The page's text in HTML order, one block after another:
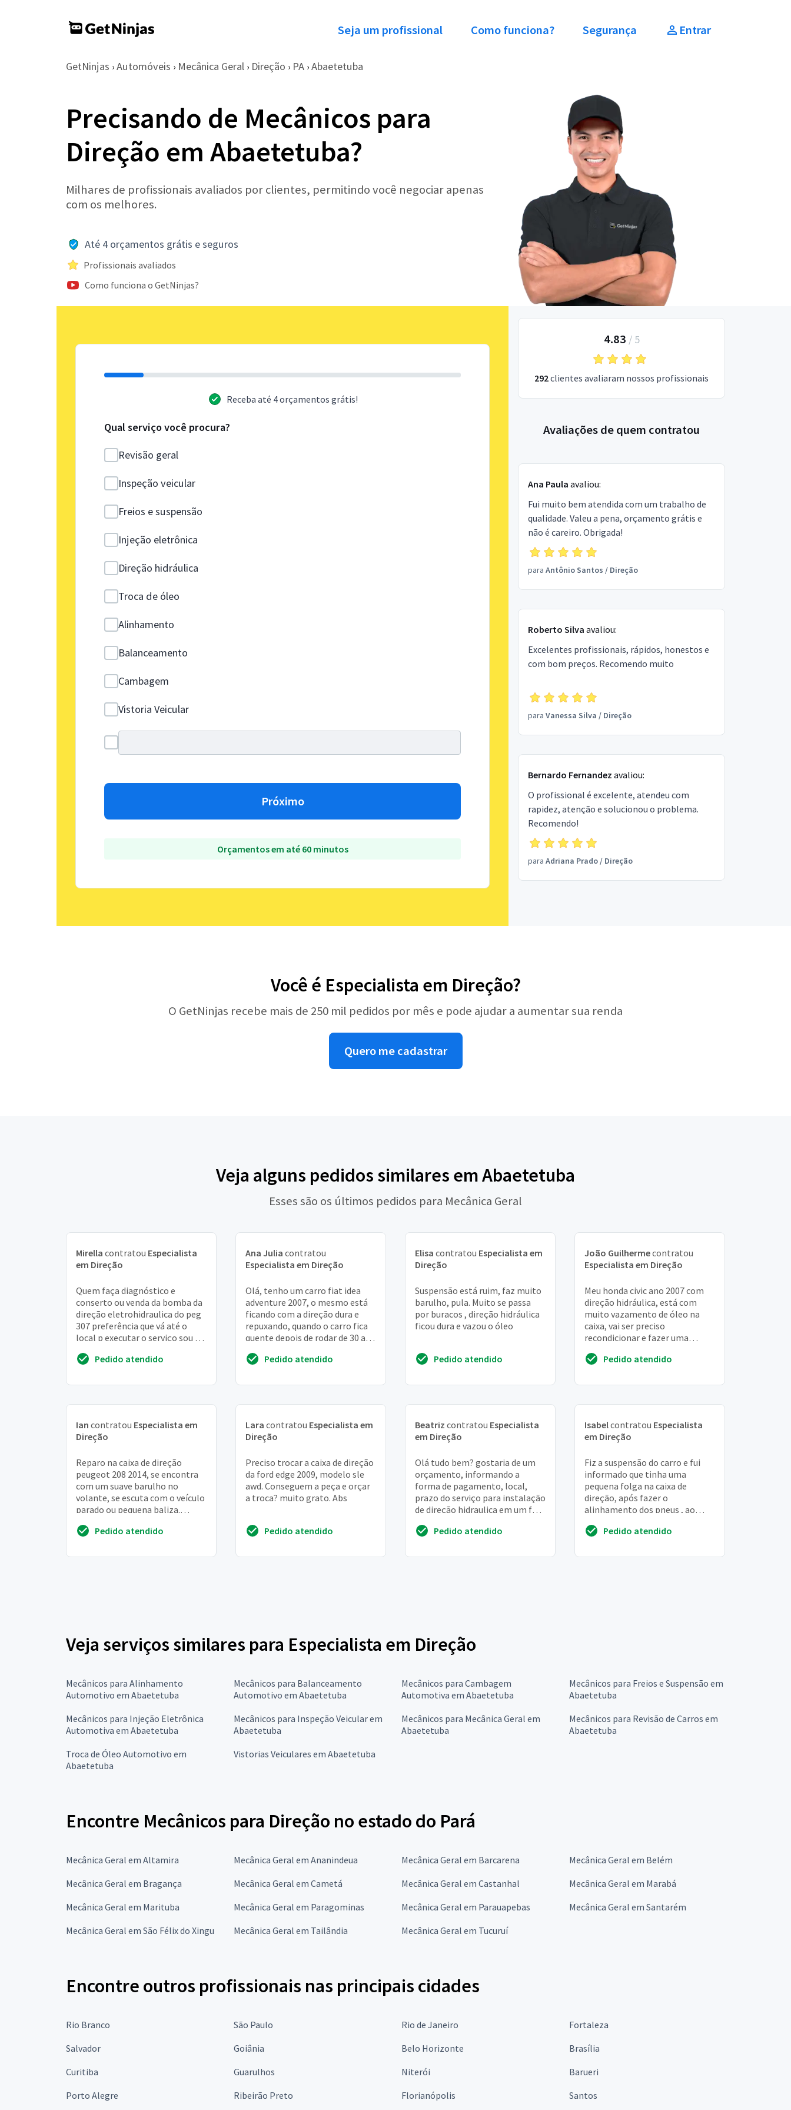
Seja um profissional Como funciona? Segurança Entrar
GetNinjas › Automóveis › Mecânica Geral › Direção › PA › Abaetetuba
Precisando de Mecânicos para
Direção em Abaetetuba?
Milhares de profissionais avaliados por clientes, permitindo você negociar apenas
com os melhores.
Até 4 orçamentos grátis e seguros
Profissionais avaliados
Como funciona o GetNinjas?
Receba até 4 orçamentos grátis!
Qual serviço você procura?
Revisão geral
Inspeção veicular
Freios e suspensão
Injeção eletrônica
Direção hidráulica
Troca de óleo
Alinhamento
Balanceamento
Cambagem
Vistoria Veicular
Próximo
Orçamentos em até 60 minutos
4.83 / 5
292clientes avaliaram nossos profissionais
Avaliações de quem contratou
Ana Paula avaliou:
Fui muito bem atendida com um trabalho de
qualidade. Valeu a pena, orçamento grátis e
não é careiro. Obrigada!
para Antônio Santos / Direção
Roberto Silva avaliou:
Excelentes profissionais, rápidos, honestos e
com bom preços. Recomendo muito
para Vanessa Silva / Direção
Bernardo Fernandez avaliou:
O profissional é excelente, atendeu com
rapidez, atenção e solucionou o problema.
Recomendo!
para Adriana Prado/ Direção
Você é Especialista em Direção?
O GetNinjas recebe mais de 250 mil pedidos por mês e pode ajudar a aumentar sua renda
Quero me cadastrar
Veja alguns pedidos similares em Abaetetuba
Esses são os últimos pedidos para Mecânica Geral
Mirella contratou Especialista
em Direção
Quem faça diagnóstico e
conserto ou venda da bomba da
direção eletrohidraulica do peg
307 preferência que vá até o
local p executar o serviço sou de
Pedido atendido
Ana Julia contratou
Especialista em Direção
Olá, tenho um carro fiat idea
adventure 2007, o mesmo está
ficando com a direção dura e
repuxando, quando o carro fica
quente depois de rodar de 30 a
Pedido atendido
Elisa contratou Especialista em
Direção
Suspensão está ruim, faz muito
barulho, pula. Muito se passa
por buracos , direção hidráulica
ficou dura e vazou o óleo
Pedido atendido
João Guilhermecontratou
Especialista em Direção
Meu honda civic ano 2007 com
direção hidráulica, está com
muito vazamento de óleo na
caixa, vai ser preciso
recondicionar e fazer uma
Pedido atendido
Ian contratou Especialista em
Direção
Reparo na caixa de direção
peugeot 208 2014, se encontra
com um suave barulho no
volante, se escuta com o veículo
parado ou pequena baliza.
encontra frio o ba...
Pedido atendido
Lara contratou Especialista em
Direção
Preciso trocar a caixa de direção
da ford edge 2009, modelo sle
awd. Conseguem a peça e orçar
a troca? muito grato. Abs
Pedido atendido
Beatriz contratou Especialista
em Direção
Olá tudo bem? gostaria de um
orçamento, informando a
forma de pagamento, local,
prazo do serviço para instalação
de direção hidraulica em um ford
Pedido atendido
Isabelcontratou Especialista
em Direção
Fiz a suspensão do carro e fui
informado que tinha uma
pequena folga na caixa de
direção, após fazer o
alinhamento dos pneus , ao
estalo e após isso meu volan...
Pedido atendido
Veja serviços similares para Especialista em Direção
Mecânicos para Alinhamento
Automotivo em Abaetetuba
Mecânicos para Balanceamento
Automotivo em Abaetetuba
Mecânicos para Cambagem
Automotiva em Abaetetuba
Mecânicos para Freios e Suspensão em
Abaetetuba
Mecânicos para Injeção Eletrônica
Automotiva em Abaetetuba
Mecânicos para Inspeção Veicular em
Abaetetuba
Mecânicos para Mecânica Geral em
Abaetetuba
Mecânicos para Revisão de Carros em
Abaetetuba
Troca de Óleo Automotivo em
Abaetetuba
Vistorias Veiculares em Abaetetuba
Encontre Mecânicos para Direção no estado do Pará
Mecânica Geral em Altamira Mecânica Geral em Ananindeua Mecânica Geral em Barcarena
Mecânica Geral em Belém
Mecânica Geral em Bragança
Mecânica Geral em Cametá Mecânica Geral em Castanhal
Mecânica Geral em Marabá
Mecânica Geral em Marituba
Mecânica Geral em Paragominas Mecânica Geral em Parauapebas
Mecânica Geral em Santarém
Mecânica Geral em São Félix do Xingu
Mecânica Geral em Tailândia Mecânica Geral em Tucuruí
Encontre outros profissionais nas principais cidades
Rio Branco São Paulo Rio de Janeiro
Fortaleza
Salvador
Goiânia Belo Horizonte
Brasília
Curitiba
Guarulhos Niterói
Barueri
Porto Alegre
Ribeirão Preto Florianópolis Santos